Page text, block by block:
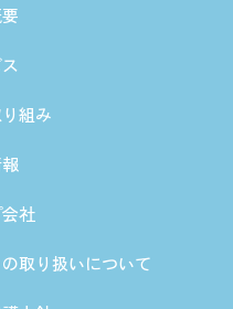
組み
社
取り扱いについて